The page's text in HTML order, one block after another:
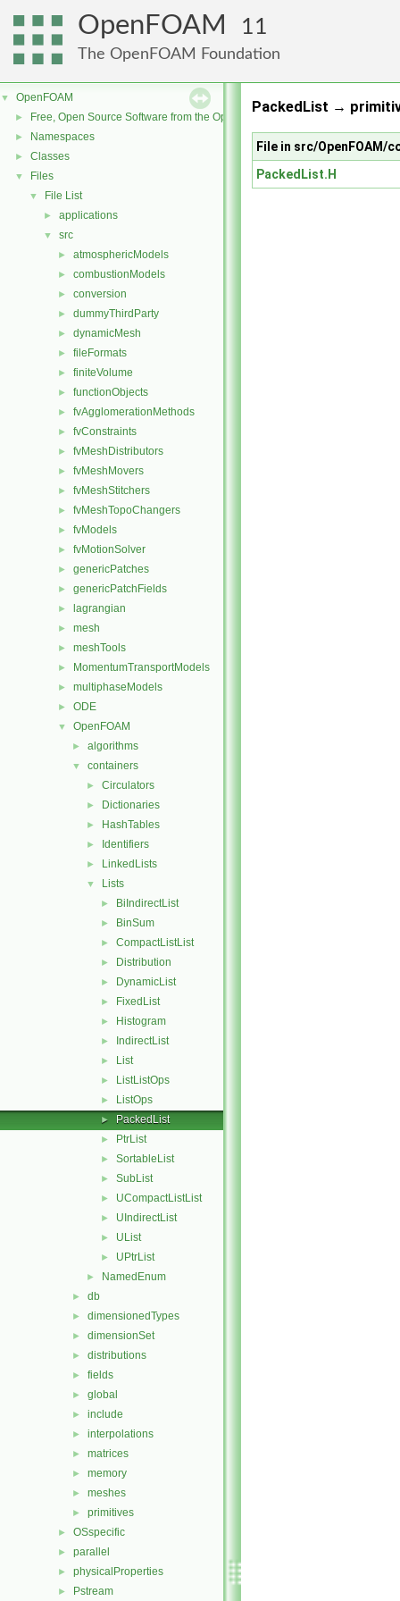
OpenFOAM 11
The OpenFOAM Foundation
▼ OpenFOAM
► Free, Open Source Software from the OpenFOAM Foundation
► Namespaces
► Classes
▼ Files
▼ File List
► applications
▼ src
► atmosphericModels
► combustionModels
► conversion
► dummyThirdParty
► dynamicMesh
► fileFormats
► finiteVolume
► functionObjects
► fvAgglomerationMethods
► fvConstraints
► fvMeshDistributors
► fvMeshMovers
► fvMeshStitchers
► fvMeshTopoChangers
► fvModels
► fvMotionSolver
► genericPatches
► genericPatchFields
► lagrangian
► mesh
► meshTools
► MomentumTransportModels
► multiphaseModels
► ODE
▼ OpenFOAM
► algorithms
▼ containers
► Circulators
► Dictionaries
► HashTables
► Identifiers
► LinkedLists
▼ Lists
► BiIndirectList
► BinSum
► CompactListList
► Distribution
► DynamicList
► FixedList
► Histogram
► IndirectList
► List
► ListListOps
► ListOps
► PackedList
► PtrList
► SortableList
► SubList
► UCompactListList
► UIndirectList
► UList
► UPtrList
► NamedEnum
► db
► dimensionedTypes
► dimensionSet
► distributions
► fields
► global
► include
► interpolations
► matrices
► memory
► meshes
► primitives
► OSspecific
► parallel
► physicalProperties
► Pstream
PackedList →
File in src/
PackedList.H